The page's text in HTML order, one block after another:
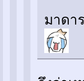
มาดา